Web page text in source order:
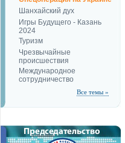
Шанхайский дух
Игры Будущего - Казань
2024
Туризм
Чрезвычайные
происшествия
Международное
сотрудничество
Все темы »